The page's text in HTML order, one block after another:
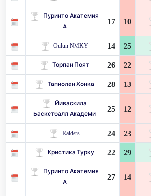
Пуринто Акатемия
А
17 10
Oulun NMKY 14 25
Торпан Поят 26 22
Тапиолан Хонка 28 13
Йиваскила
Баскетбалл Академи
25 12
Raiders 24 23
Кристика Турку 22 29
Пуринто Акатемия
А
27 14